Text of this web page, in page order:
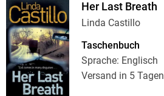
Her Last Breath
Linda Castillo
Taschenbuch
Sprache: Englisch
Versand in 5 Tagen